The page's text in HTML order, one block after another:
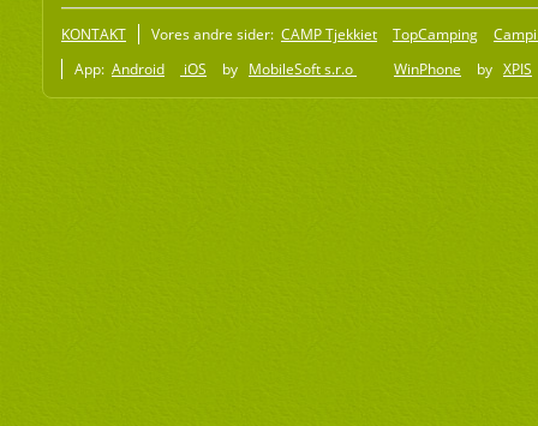
KONTAKT Vores andre sider: CAMP Tjekkiet TopCamping
App: Android iOS by MobileSoft s.r.o WinPhone by XPIS